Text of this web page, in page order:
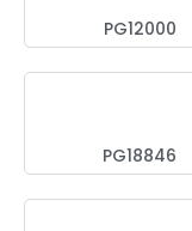
PG12000
PG18846